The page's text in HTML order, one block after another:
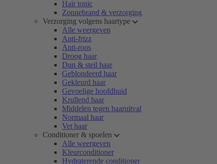
Hair tonic
Zonnebrand & verzorging
Verzorging volgens haartype
Alle weergeven
Anti-frizz
Anti-roos
Droog haar
Dun & steil haar
Geblondeerd haar
Gekleurd haar
Gevoelige hoofdhuid
Krullend haar
Middelen tegen haaruitval
Normaal haar
Vet haar
Conditioner & spoelen
Alle weergeven
Kleurconditioner
Hydraterende conditioner